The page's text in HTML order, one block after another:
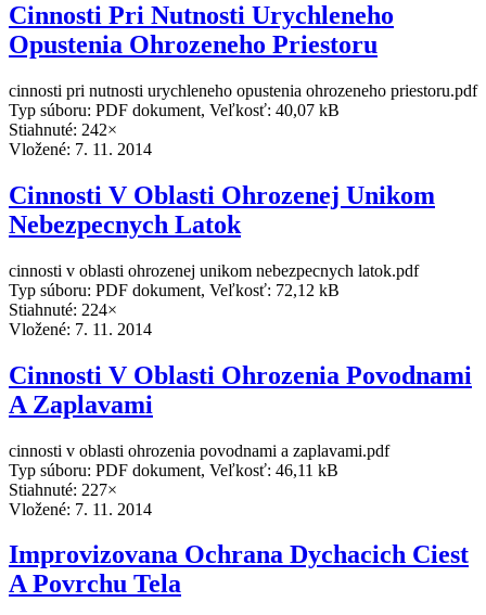
Cinnosti Pri Nutnosti Urychleneho
Opustenia Ohrozeneho Priestoru
cinnosti pri nutnosti urychleneho opustenia ohrozeneho priestoru.pdf
Typ súboru: PDF dokument, Veľkosť: 40,07 kB
Stiahnuté: 242×
Vložené: 7. 11. 2014
Cinnosti V Oblasti Ohrozenej Unikom
Nebezpecnych Latok
cinnosti v oblasti ohrozenej unikom nebezpecnych latok.pdf
Typ súboru: PDF dokument, Veľkosť: 72,12 kB
Stiahnuté: 224×
Vložené: 7. 11. 2014
Cinnosti V Oblasti Ohrozenia Povodnami
A Zaplavami
cinnosti v oblasti ohrozenia povodnami a zaplavami.pdf
Typ súboru: PDF dokument, Veľkosť: 46,11 kB
Stiahnuté: 227×
Vložené: 7. 11. 2014
Improvizovana Ochrana Dychacich Ciest
A Povrchu Tela